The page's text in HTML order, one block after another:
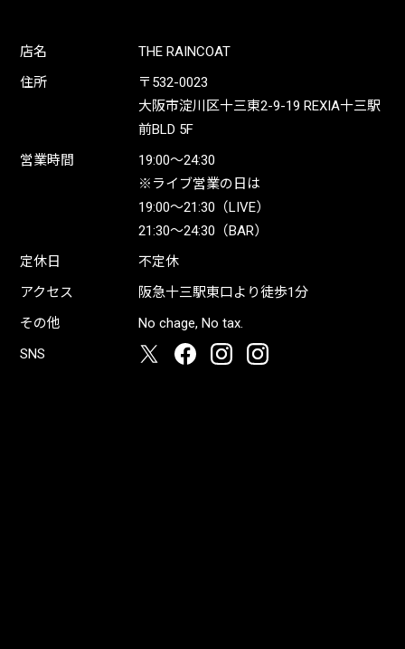
店名
THE RAINCOAT
住所
〒532-0023
大阪市淀川区十三東2-9-19 REXIA十三駅
前BLD 5F
営業時間
19:00〜24:30
※ライブ営業の日は
19:00〜21:30（LIVE）
21:30〜24:30（BAR）
定休日
不定休
アクセス
阪急十三駅東口より徒歩1分
その他
No chage, No tax.
SNS